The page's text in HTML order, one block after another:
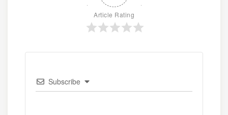
Article Rating
Subscribe